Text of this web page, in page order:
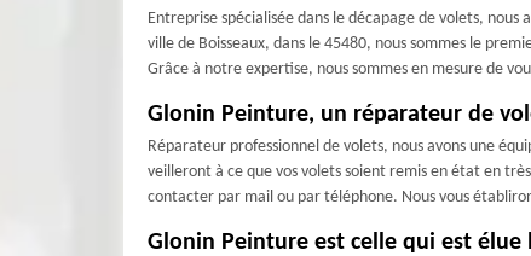
Entreprise spécialisée dans le décapage de volets,
ville de Boisseaux, dans le 45480, nous sommes le
Grâce à notre expertise, nous sommes en mesure de
Glonin Peinture, un réparateur de
Réparateur professionnel de volets, nous avons une
veilleront à ce que vos volets soient remis en état en
contacter par mail ou par téléphone. Nous vous
Glonin Peinture est celle qui est